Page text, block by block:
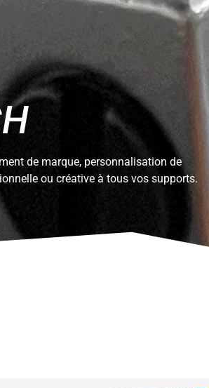
de marque, personnalisation de
ou créative à tous vos supports.